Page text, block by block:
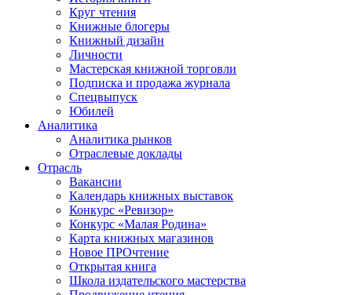
Круг чтения
Книжные блогеры
Книжный дизайн
Личности
Мастерская книжной торговли
Подписка и продажа журнала
Спецвыпуск
Юбилей
Аналитика
Аналитика рынков
Отраслевые доклады
Отрасль
Вакансии
Календарь книжных выставок
Конкурс «Ревизор»
Конкурс «Малая Родина»
Карта книжных магазинов
Новое ПРОчтение
Открытая книга
Школа издательского мастерства